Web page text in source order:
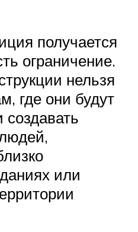
получается
ограничение.
нельзя
где они будут
создавать
или